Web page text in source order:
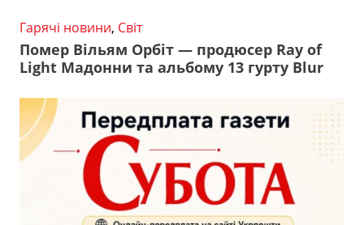
Гарячі новини, Світ
Помер Вільям Орбіт — продюсер Ray of
Light Мадонни та альбому 13 гурту Blur